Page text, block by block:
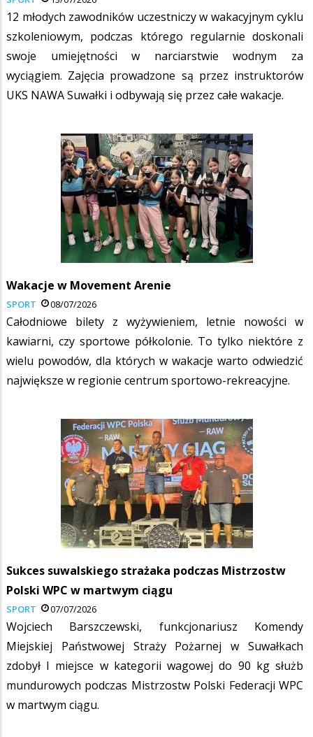
12 młodych zawodników uczestniczy w wakacyjnym cyklu
szkoleniowym, podczas którego regularnie doskonali
swoje umiejętności w narciarstwie wodnym za
wyciągiem. Zajęcia prowadzone są przez instruktorów
UKS NAWA Suwałki i odbywają się przez całe wakacje.
Wakacje w Movement Arenie
SPORT 08/07/2026
Całodniowe bilety z wyżywieniem, letnie nowości w
kawiarni, czy sportowe półkolonie. To tylko niektóre z
wielu powodów, dla których w wakacje warto odwiedzić
największe w regionie centrum sportowo-rekreacyjne.
Sukces suwalskiego strażaka podczas Mistrzostw
Polski WPC w martwym ciągu
SPORT 07/07/2026
Wojciech Barszczewski, funkcjonariusz Komendy
Miejskiej Państwowej Straży Pożarnej w Suwałkach
zdobył I miejsce w kategorii wagowej do 90 kg służb
mundurowych podczas Mistrzostw Polski Federacji WPC
w martwym ciągu.